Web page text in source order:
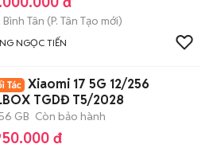
Bình Tân (P. Tân Tạo mới)
NGỌC TIẾN
Xiaomi 17 5G 12/256
TGDĐ T5/2028
GB Còn bảo hành
đ